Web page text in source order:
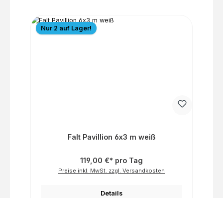
Nur 2 auf Lager!
Falt Pavillion 6x3 m weiß
119,00 €* pro Tag
Preise inkl. MwSt. zzgl. Versandkosten
Details